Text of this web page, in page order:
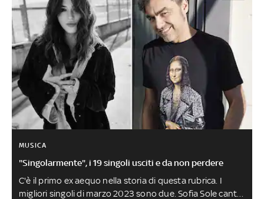
MUSICA
"Singolarmente", i 19 singoli usciti e da non perdere
C'è il primo ex aequo nella storia di questa rubrica. I
migliori singoli di marzo 2023 sono due. Sofia Sole canta